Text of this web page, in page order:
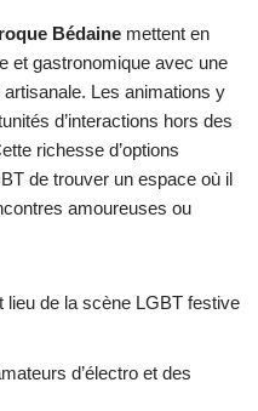
Bédaine mettent en
et gastronomique avec une
Les animations y
d’interactions hors des
richesse d’options
de trouver un espace où il
amoureuses ou
lieu de la scène LGBT festive
d’électro et des